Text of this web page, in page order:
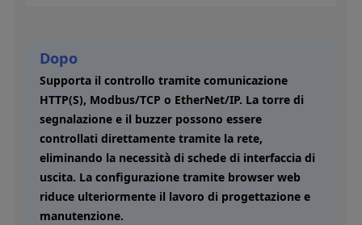
Dopo
Supporta il controllo tramite comunicazione
HTTP(S), Modbus/TCP o EtherNet/IP. La torre di
segnalazione e il buzzer possono essere
controllati direttamente tramite la rete,
eliminando la necessità di schede di interfaccia di
uscita. La configurazione tramite browser web
riduce ulteriormente il lavoro di progettazione e
manutenzione.